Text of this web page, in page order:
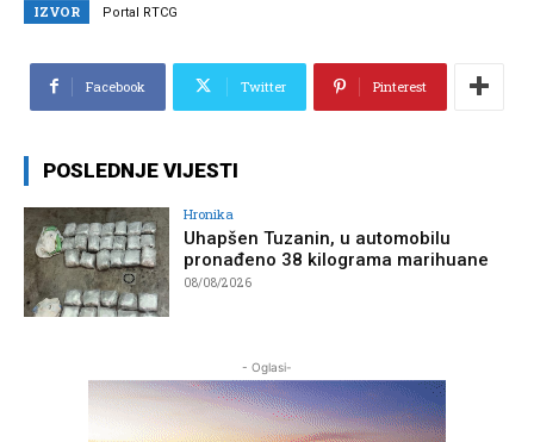
IZVOR Portal RTCG
Facebook Twitter Pinterest
POSLEDNJE VIJESTI
Hronika
Uhapšen Tuzanin, u automobilu
pronađeno 38 kilograma marihuane
08/08/2026
- Oglasi-